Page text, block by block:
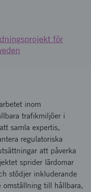
för
inom
trafikmiljöer i
samla expertis,
regulatoriska
att påverka
sprider lärdomar
stödjer inkluderande
omställning till hållbara,